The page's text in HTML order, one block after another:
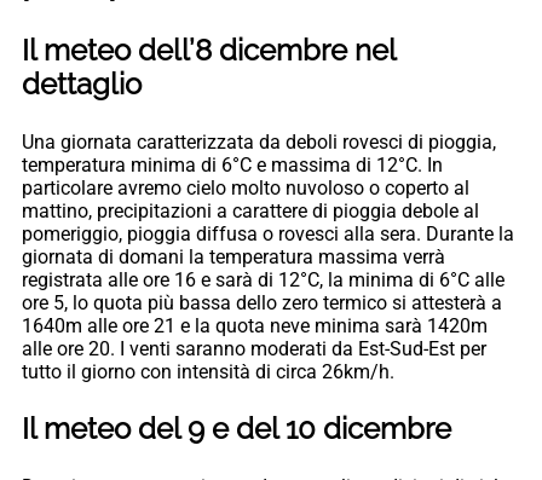
Il meteo dell’8 dicembre nel
dettaglio
Una giornata caratterizzata da deboli rovesci di pioggia,
temperatura minima di 6°C e massima di 12°C. In
particolare avremo cielo molto nuvoloso o coperto al
mattino, precipitazioni a carattere di pioggia debole al
pomeriggio, pioggia diffusa o rovesci alla sera. Durante la
giornata di domani la temperatura massima verrà
registrata alle ore 16 e sarà di 12°C, la minima di 6°C alle
ore 5, lo quota più bassa dello zero termico si attesterà a
1640m alle ore 21 e la quota neve minima sarà 1420m
alle ore 20. I venti saranno moderati da Est-Sud-Est per
tutto il giorno con intensità di circa 26km/h.
Il meteo del 9 e del 10 dicembre